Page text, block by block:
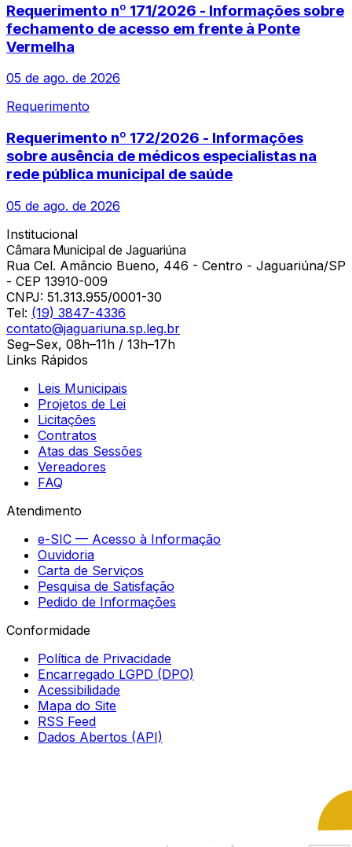
Requerimento nº 171/2026 - Informações sobre
fechamento de acesso em frente à Ponte
Vermelha
05 de ago. de 2026
Requerimento
Requerimento nº 172/2026 - Informações
sobre ausência de médicos especialistas na
rede pública municipal de saúde
05 de ago. de 2026
Institucional
Câmara Municipal de Jaguariúna
Rua Cel. Amâncio Bueno, 446 - Centro - Jaguariúna/SP
- CEP 13910-009
CNPJ: 51.313.955/0001-30
Tel: (19) 3847-4336
contato@jaguariuna.sp.leg.br
Seg–Sex, 08h–11h / 13h–17h
Links Rápidos
Leis Municipais
Projetos de Lei
Licitações
Contratos
Atas das Sessões
Vereadores
FAQ
Atendimento
e-SIC — Acesso à Informação
Ouvidoria
Carta de Serviços
Pesquisa de Satisfação
Pedido de Informações
Conformidade
Política de Privacidade
Encarregado LGPD (DPO)
Acessibilidade
Mapa do Site
RSS Feed
Dados Abertos (API)